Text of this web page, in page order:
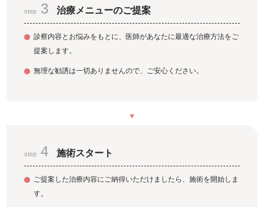
step 3 治療メニューのご提案
診察内容とお悩みをもとに、医師があなたに最適な治療方法をご
提案します。
無理な勧誘は一切ありませんので、ご安心ください。
step 4 施術スタート
ご提案した治療内容にご納得いただけましたら、施術を開始しま
す。